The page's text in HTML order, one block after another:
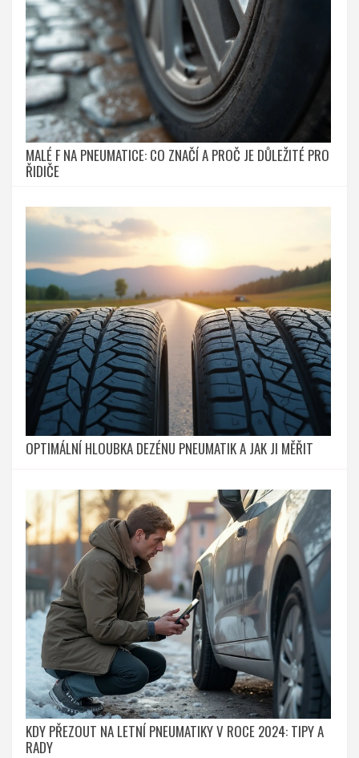
MALÉ F NA PNEUMATICE: CO ZNAČÍ A PROČ JE DŮLEŽITÉ PRO
ŘIDIČE
OPTIMÁLNÍ HLOUBKA DEZÉNU PNEUMATIK A JAK JI MĚŘIT
KDY PŘEZOUT NA LETNÍ PNEUMATIKY V ROCE 2024: TIPY A
RADY